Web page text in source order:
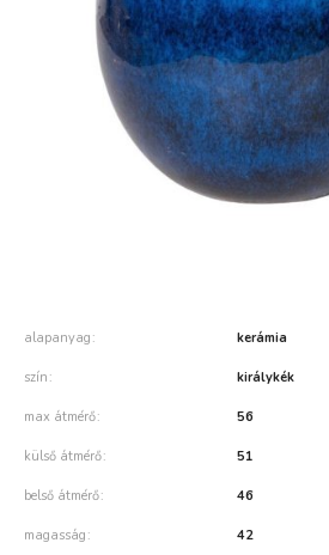
alapanyag kerámia
szín királykék
max átmérő 56
külső átmérő 51
belső átmérő 46
magasság 42